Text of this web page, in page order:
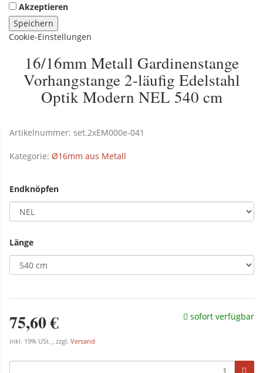
Akzeptieren
Speichern
Cookie-Einstellungen
16/16mm Metall Gardinenstange
Vorhangstange 2-läufig Edelstahl
Optik Modern NEL 540 cm
Artikelnummer: set.2xEM000e-041
Kategorie: Ø16mm aus Metall
Endknöpfen
Länge
75,60 €
inkl. 19% USt. , zzgl. Versand
sofort verfügbar